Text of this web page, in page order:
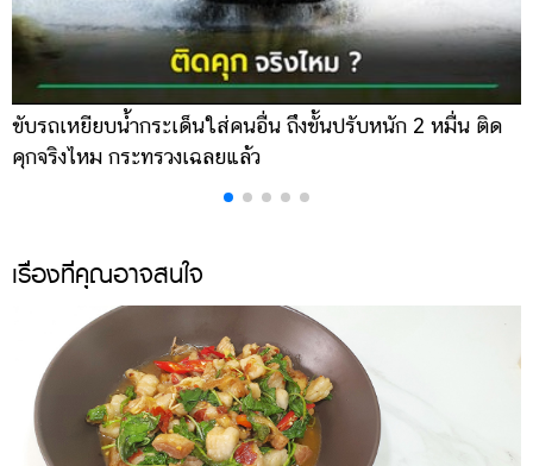
ขับรถเหยียบน้ำกระเด็นใส่คนอื่น ถึงขั้นปรับหนัก 2 หมื่น ติด
คุกจริงไหม กระทรวงเฉลยแล้ว
เรื่องที่คุณอาจสนใจ